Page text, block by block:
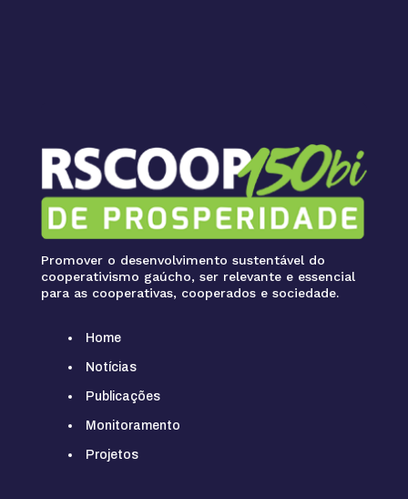
Promover o desenvolvimento sustentável do
cooperativismo gaúcho, ser relevante e essencial
para as cooperativas, cooperados e sociedade.
Home
Notícias
Publicações
Monitoramento
Projetos